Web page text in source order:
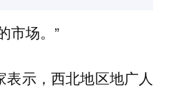
市场。”
示，西北地区地广人